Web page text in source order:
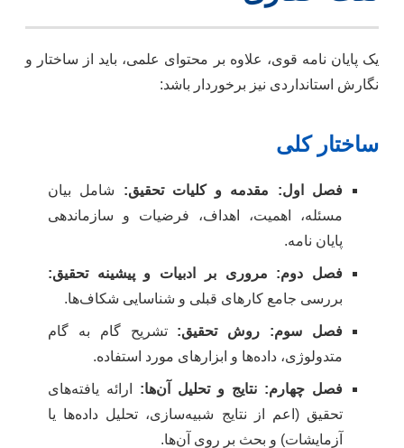
یک پایان نامه قوی، علاوه بر محتوای علمی، باید از ساختار و
نگارش استانداردی نیز برخوردار باشد:
ساختار کلی
فصل اول: مقدمه و کلیات تحقیق: شامل بیان
مسئله، اهمیت، اهداف، فرضیات و سازماندهی
پایان نامه.
فصل دوم: مروری بر ادبیات و پیشینه تحقیق:
بررسی جامع کارهای قبلی و شناسایی شکاف‌ها.
فصل سوم: روش تحقیق: تشریح گام به گام
متدولوژی، داده‌ها و ابزارهای مورد استفاده.
فصل چهارم: نتایج و تحلیل آن‌ها: ارائه یافته‌های
تحقیق (اعم از نتایج شبیه‌سازی، تحلیل داده‌ها یا
آزمایشات) و بحث بر روی آن‌ها.